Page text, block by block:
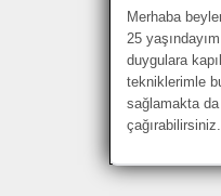
Merhaba
25
duygulara
tekniklerimle
sağlamakta
çağırabilirsiniz.